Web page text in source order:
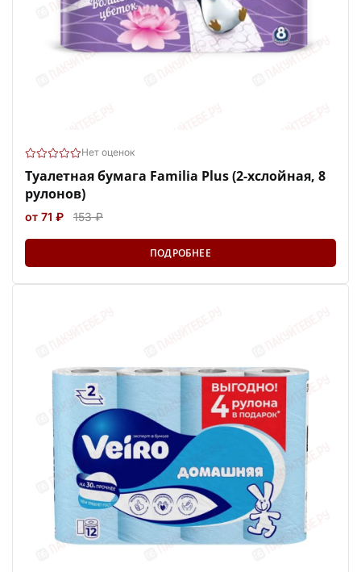
Нет оценок
Туалетная бумага Familia Plus (2-хслойная, 8
рулонов)
от 71 ₽ 153 ₽
ПОДРОБНЕЕ